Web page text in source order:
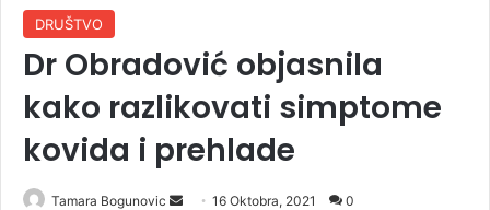
DRUŠTVO
Dr Obradović objasnila
kako razlikovati simptome
kovida i prehlade
Tamara Bogunovic 16 Oktobra, 2021 0